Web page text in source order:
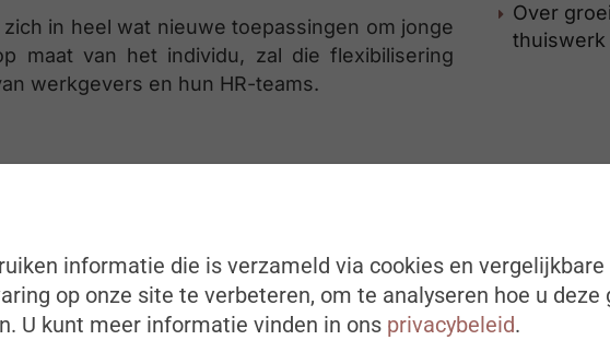
in heel wat nieuwe toepassingen om jonge
maat van het individu, zal die flexibilisering
werkgevers en hun HR-teams.
Over
thuiswerk
informatie die is verzameld via cookies en vergelijkbare
op onze site te verbeteren, om te analyseren hoe u deze
U kunt meer informatie vinden in ons privacybeleid.